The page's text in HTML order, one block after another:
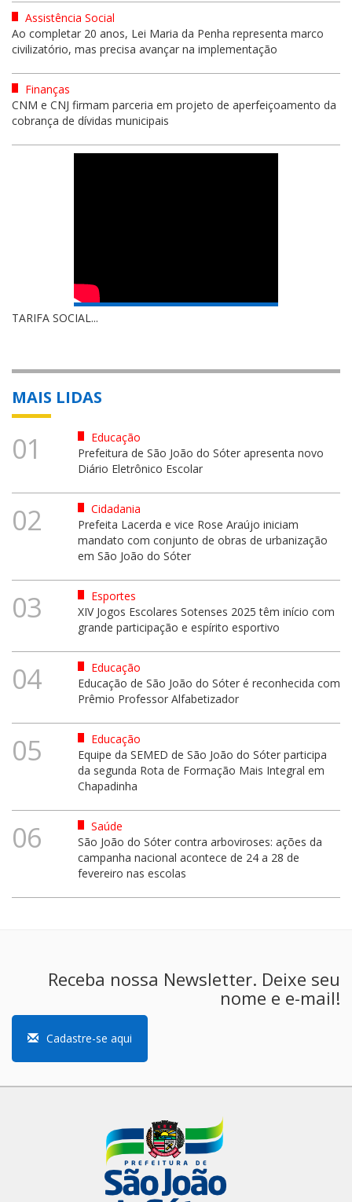
Assistência Social
Ao completar 20 anos, Lei Maria da Penha representa marco
civilizatório, mas precisa avançar na implementação
Finanças
CNM e CNJ firmam parceria em projeto de aperfeiçoamento da
cobrança de dívidas municipais
TARIFA SOCIAL...
MAIS LIDAS
01
Educação
Prefeitura de São João do Sóter apresenta novo
Diário Eletrônico Escolar
02
Cidadania
Prefeita Lacerda e vice Rose Araújo iniciam
mandato com conjunto de obras de urbanização
em São João do Sóter
03
Esportes
XIV Jogos Escolares Sotenses 2025 têm início com
grande participação e espírito esportivo
04
Educação
Educação de São João do Sóter é reconhecida com
Prêmio Professor Alfabetizador
05
Educação
Equipe da SEMED de São João do Sóter participa
da segunda Rota de Formação Mais Integral em
Chapadinha
06
Saúde
São João do Sóter contra arboviroses: ações da
campanha nacional acontece de 24 a 28 de
fevereiro nas escolas
Receba nossa Newsletter. Deixe seu
nome e e-mail!
Cadastre-se aqui